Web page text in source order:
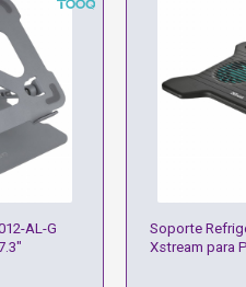
AL-G
Soporte
Xstream para